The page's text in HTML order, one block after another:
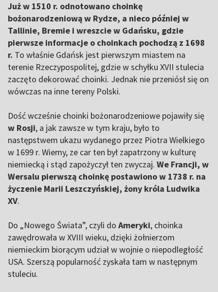
Już w 1510 r. odnotowano choinkę
bożonarodzeniową w Rydze, a nieco później w
Tallinie, Bremie i wreszcie w Gdańsku, gdzie
pierwsze informacje o choinkach pochodzą z 1698
r. To właśnie Gdańsk jest pierwszym miastem na
terenie Rzeczypospolitej, gdzie w schyłku XVII stulecia
zaczęto dekorować choinki. Jednak nie przeniósł się on
wówczas na inne tereny Polski.
Dość wcześnie choinki bożonarodzeniowe pojawiły się
w Rosji, a jak zawsze w tym kraju, było to
następstwem ukazu wydanego przez Piotra Wielkiego
w 1699 r. Wiemy, ze car ten był zapatrzony w kulturę
niemiecką i stąd zapożyczył ten zwyczaj. We Francji, w
Wersalu pierwszą choinkę postawiono w 1738 r. na
życzenie Marii Leszczyńskiej, żony króla Ludwika
XV.
Do „Nowego Świata”, czyli do Ameryki, choinka
zawędrowała w XVIII wieku, dzięki żołnierzom
niemieckim biorącym udział w wojnie o niepodległość
USA. Szerszą popularność zyskała tam w następnym
stuleciu.